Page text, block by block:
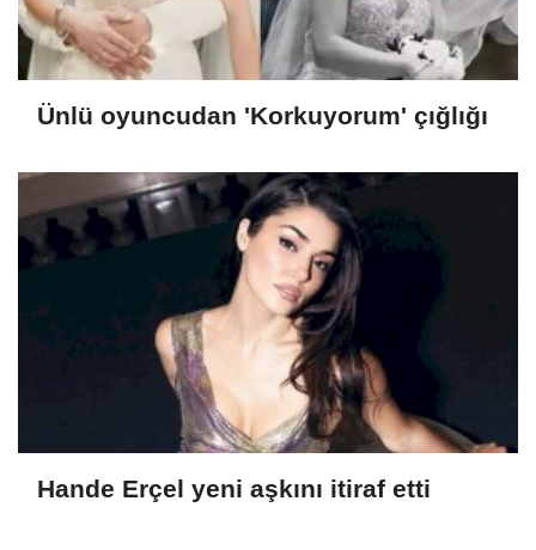
Ünlü oyuncudan 'Korkuyorum' çığlığı
Hande Erçel yeni aşkını itiraf etti